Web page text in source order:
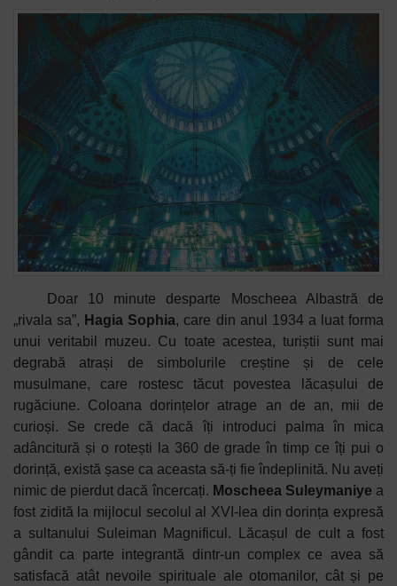
Doar 10 minute desparte Moscheea Albastră de
„rivala sa”, Hagia Sophia, care din anul 1934 a luat forma
unui veritabil muzeu. Cu toate acestea, turiștii sunt mai
degrabă atrași de simbolurile creștine și de cele
musulmane, care rostesc tăcut povestea lăcașului de
rugăciune. Coloana dorințelor atrage an de an, mii de
curioși. Se crede că dacă îți introduci palma în mica
adâncitură și o rotești la 360 de grade în timp ce îți pui o
dorință, există șase ca aceasta să-ți fie îndeplinită. Nu aveți
nimic de pierdut dacă încercați. Moscheea Suleymaniye a
fost zidită la mijlocul secolul al XVI-lea din dorința expresă
a sultanului Suleiman Magnificul. Lăcașul de cult a fost
gândit ca parte integrantă dintr-un complex ce avea să
satisfacă atât nevoile spirituale ale otomanilor, cât și pe